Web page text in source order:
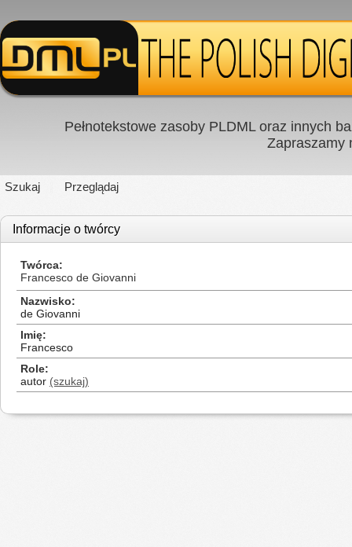
Pełnotekstowe zasoby PLDML oraz innych
Zapraszamy
Szukaj Przeglądaj
Informacje o twórcy
Twórca
Francesco de Giovanni
Nazwisko
de Giovanni
Imię
Francesco
Role
autor (szukaj)